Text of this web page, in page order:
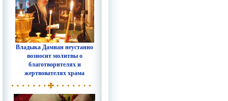
Владыка Дамиан неустанно
возносит молитвы о
благотворителях и
жертвователях храма